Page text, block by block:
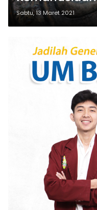
Sabtu, 13 Maret 2021